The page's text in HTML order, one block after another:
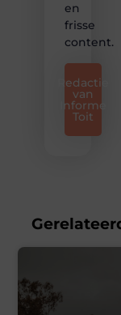
en
frisse
content.
Redactie
van
Informe
Toit